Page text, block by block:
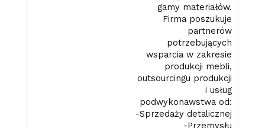
gamy materiałów.
Firma poszukuje
partnerów
potrzebujących
wsparcia w zakresie
produkcji mebli,
outsourcingu produkcji
i usług
podwykonawstwa od:
-Sprzedaży detalicznej
-Przemysłu